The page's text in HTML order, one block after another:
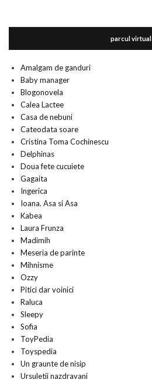
parcul virtual
Amalgam de ganduri
Baby manager
Blogonovela
Calea Lactee
Casa de nebuni
Cateodata soare
Cristina Toma Cochinescu
Delphinas
Doua fete cucuiete
Gagaita
Ingerica
Ioana. Asa si Asa
Kabea
Laura Frunza
Madimih
Meseria de parinte
Mihnisme
Ozzy
Pitici dar voinici
Raluca
Sleepy
Sofia
ToyPedia
Toyspedia
Un graunte de nisip
Ursuletii nazdravani